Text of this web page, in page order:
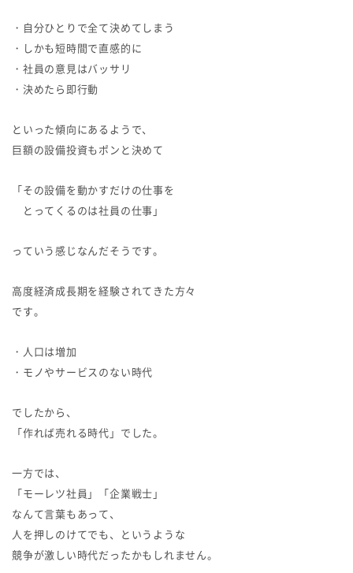
・自分ひとりで全て決めてしまう
・しかも短時間で直感的に
・社員の意見はバッサリ
・決めたら即行動
といった傾向にあるようで、
巨額の設備投資もポンと決めて
「その設備を動かすだけの仕事を
とってくるのは社員の仕事」
っていう感じなんだそうです。
高度経済成長期を経験されてきた方々
です。
・人口は増加
・モノやサービスのない時代
でしたから、
「作れば売れる時代」でした。
一方では、
「モーレツ社員」「企業戦士」
なんて言葉もあって、
人を押しのけてでも、というような
競争が激しい時代だったかもしれません。